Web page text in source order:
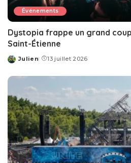
Événements
Dystopia frappe un grand
Saint-Étienne
Posted
Julien 13 juillet 2026